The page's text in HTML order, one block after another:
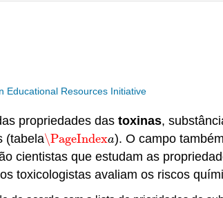
Educational Resources Initiative
propriedades das toxinas,
(tabela\PageIndexa
\PageIndexa). O campo
cientistas que estudam as
toxicologistas avaliam os riscos